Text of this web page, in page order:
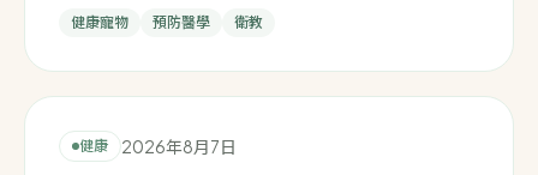
健康寵物 預防醫學 衛教
健康 2026年8月7日